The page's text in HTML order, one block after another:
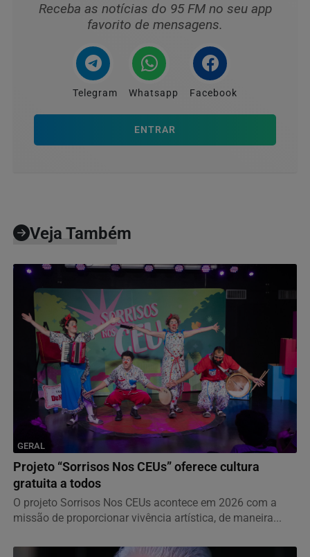
Receba as notícias do 95 FM no seu app
favorito de mensagens.
Telegram Whatsapp Facebook
ENTRAR
Veja Também
GERAL
Projeto “Sorrisos Nos CEUs” oferece cultura
gratuita a todos
O projeto Sorrisos Nos CEUs acontece em 2026 com a
missão de proporcionar vivência artística, de maneira...